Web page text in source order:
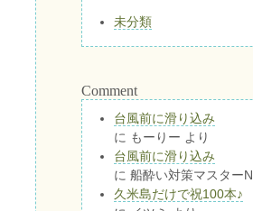
未分類
Comment
台風前に滑り込み
に もーりー より
台風前に滑り込み
に 船酔い対策マスターN
久米島だけで祝100本♪